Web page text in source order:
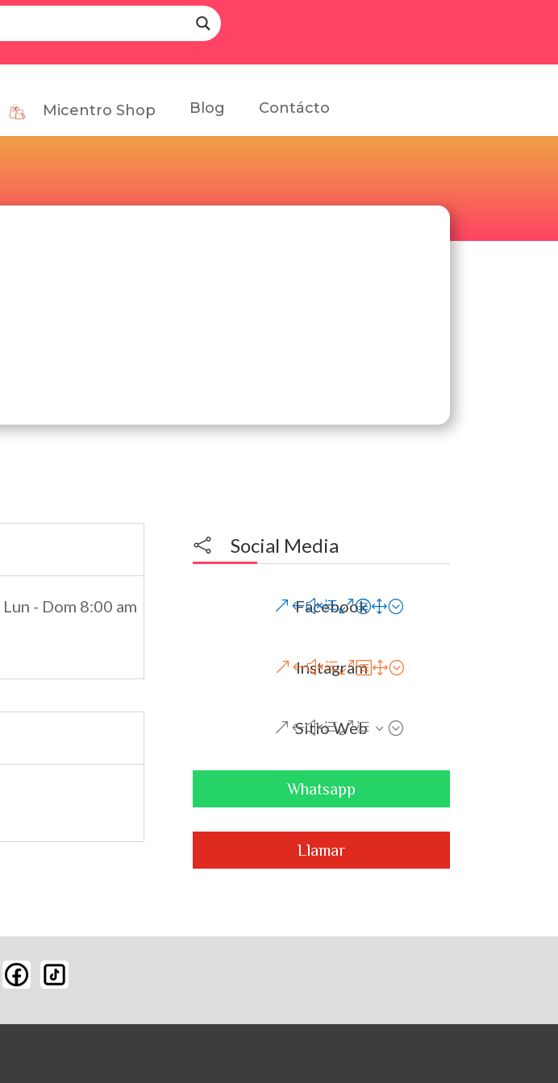
Micentro Shop Blog Contácto
Lun - Dom 8:00 am
 Social Media
Facebook
Instagram
Sitio Web
Whatsapp
Llamar